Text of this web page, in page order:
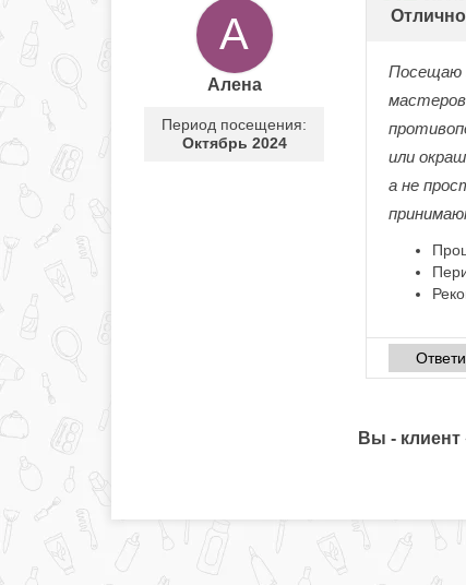
А
Алена
Период посещения:
Октябрь 2024
Отлично
Посещаю
или
а не
Вы - клиент